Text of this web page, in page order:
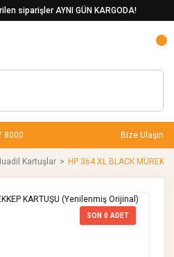
siparişler AYNI GÜN KARGODA!
8000 Bize Ulaşın
Kartuşlar HP 364 XL BLACK
SON 0 ADET